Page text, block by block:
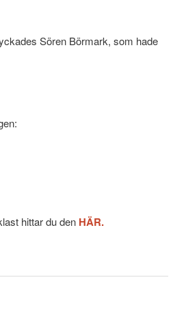
Sören Börmark, som hade
hittar du den HÄR.